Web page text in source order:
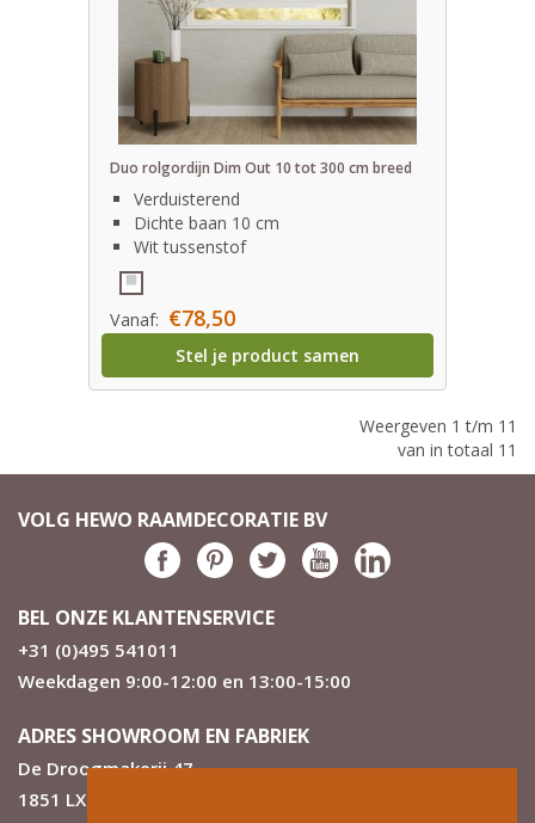
Duo rolgordijn Dim Out 10 tot 300 cm breed
Verduisterend
Dichte baan 10 cm
Wit tussenstof
Vanaf: €78,50
Stel je product samen
Weergeven 1 t/m 11
van in totaal 11
VOLG HEWO RAAMDECORATIE BV
BEL ONZE KLANTENSERVICE
+31 (0)495 541011
Weekdagen 9:00-12:00 en 13:00-15:00
ADRES SHOWROOM EN FABRIEK
De Droogmakerij 47
1851 LX Heiloo